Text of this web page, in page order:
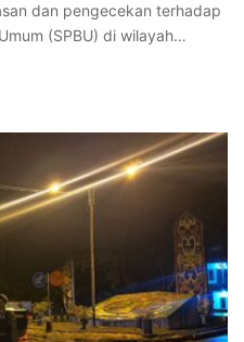
dan pengecekan terhadap
(SPBU) di wilayah…